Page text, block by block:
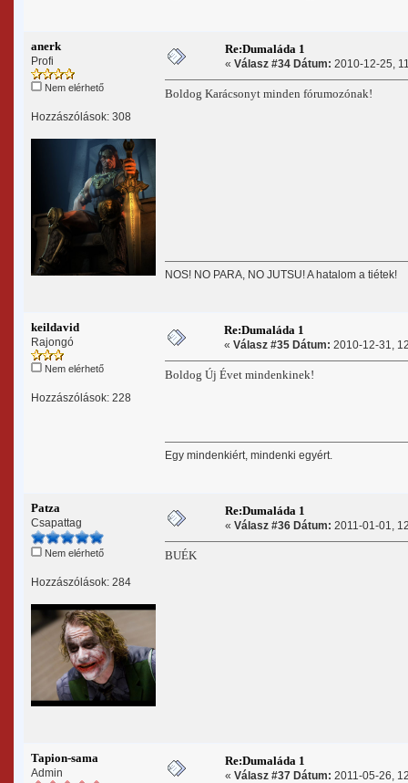
anerk
Profi
Nem elérhető
Hozzászólások: 308
Re:Dumaláda 1
« Válasz #34 Dátum: 2010-12-25,
Boldog Karácsonyt minden fórumozónak!
NOS! NO PARA, NO JUTSU! A hatalom a tiétek!
keildavid
Rajongó
Nem elérhető
Hozzászólások: 228
Re:Dumaláda 1
« Válasz #35 Dátum: 2010-12-31,
Boldog Új Évet mindenkinek!
Egy mindenkiért, mindenki egyért.
Patza
Csapattag
Nem elérhető
Hozzászólások: 284
Re:Dumaláda 1
« Válasz #36 Dátum: 2011-01-01,
BUÉK
Tapion-sama
Admin
Re:Dumaláda 1
« Válasz #37 Dátum: 2011-05-26,